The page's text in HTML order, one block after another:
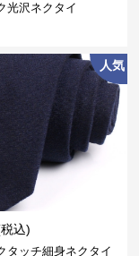
光沢ネクタイ
人気
込)
タッチ細身ネクタイ